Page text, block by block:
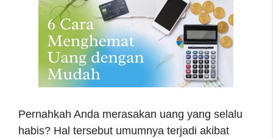
Pernahkah Anda merasakan uang yang selalu
habis? Hal tersebut umumnya terjadi akibat